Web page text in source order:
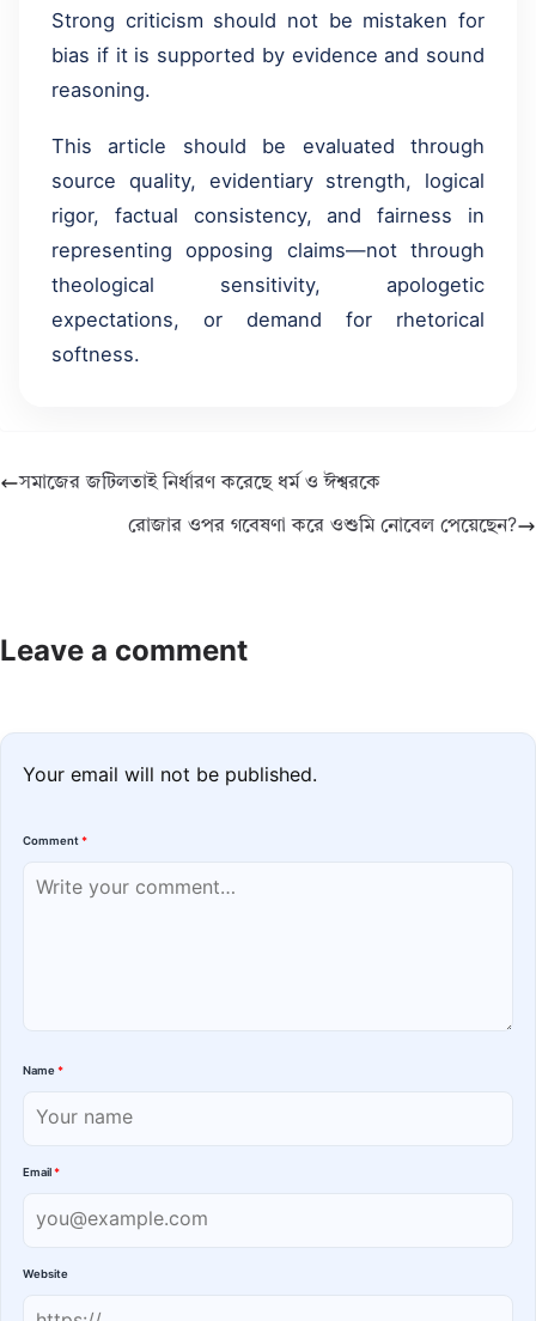
Strong criticism should not be mistaken for
bias if it is supported by evidence and sound
reasoning.
This article should be evaluated through
source quality, evidentiary strength, logical
rigor, factual consistency, and fairness in
representing opposing claims—not through
theological sensitivity, apologetic
expectations, or demand for rhetorical
softness.
সমাজের জটিলতাই নির্ধারণ করেছে ধর্ম ও ঈশ্বরকে
রোজার ওপর গবেষণা করে ওশুমি নোবেল পেয়েছেন?
Leave a comment
Your email will not be published.
Comment *
Name *
Email *
Website